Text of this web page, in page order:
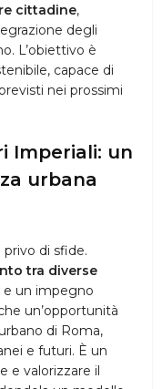
cittadine,
degli
L’obiettivo è
capace di
nei prossimi
Imperiali: un
urbana
di sfide.
tra diverse
e un impegno
un’opportunità
di Roma,
e futuri. È un
e valorizzare il